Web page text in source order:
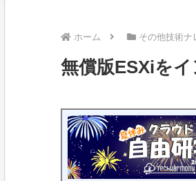
ホーム その他技術ナ
無償版ESXiを